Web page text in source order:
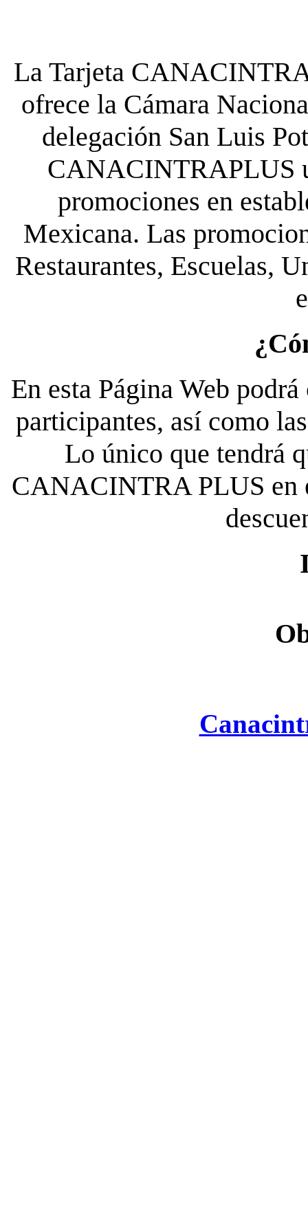
La Tarjeta
ofrece la Cámara
delegación San Luis
CANACINTRAPLUS
promociones en
Mexicana. Las
Restaurantes, Escuelas,
En esta Página Web
participantes, así como
Lo único que tendrá
CANACINTRA PLUS en